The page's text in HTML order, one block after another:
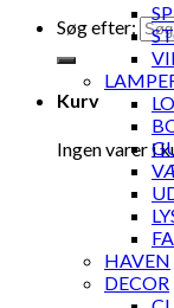
Søg efter:
Kurv
Ingen varer i
HAVEN
DECOR